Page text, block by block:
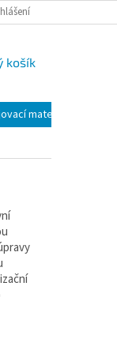
KOŠÍK
košík
materiál